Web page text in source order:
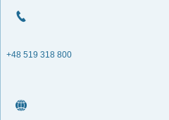
+48 519 318 800